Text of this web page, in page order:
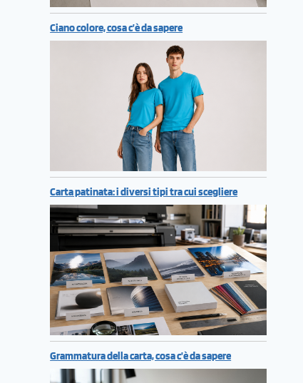
Ciano colore, cosa c’è da sapere
Carta patinata: i diversi tipi tra cui scegliere
Grammatura della carta, cosa c’è da sapere